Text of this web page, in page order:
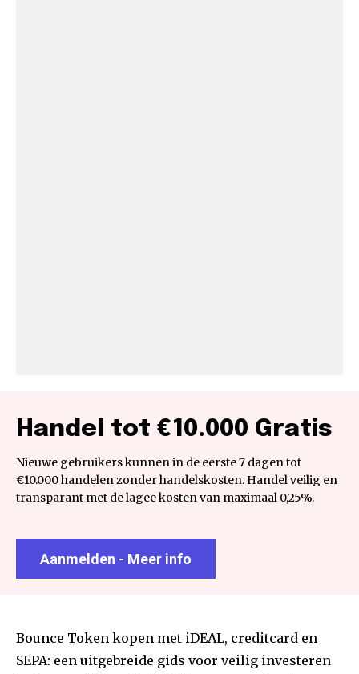
Handel tot €10.000 Gratis
Nieuwe gebruikers kunnen in de eerste 7 dagen tot
€10.000 handelen zonder handelskosten. Handel veilig en
transparant met de lagee kosten van maximaal 0,25%.
Aanmelden - Meer info
Bounce Token kopen met iDEAL, creditcard en
SEPA: een uitgebreide gids voor veilig investeren